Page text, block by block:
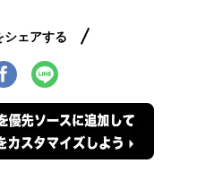
シェアする